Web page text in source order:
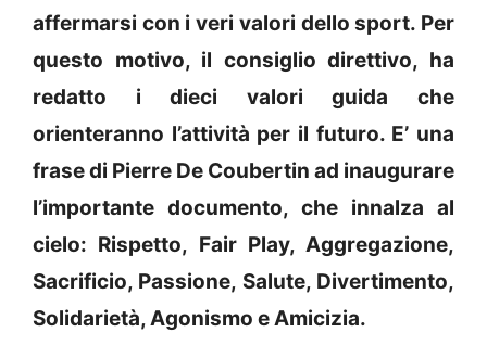
affermarsi con i veri valori dello sport. Per
questo motivo, il consiglio direttivo, ha
redatto i dieci valori guida che
orienteranno l’attività per il futuro. E’ una
frase di Pierre De Coubertin ad inaugurare
l’importante documento, che innalza al
cielo: Rispetto, Fair Play, Aggregazione,
Sacrificio, Passione, Salute, Divertimento,
Solidarietà, Agonismo e Amicizia.